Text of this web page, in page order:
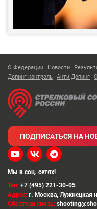
О Федерации Новости
Допинг-контроль Анти-Допинг
Тел:+7 (495) 221-30-05
Адрес:г. Москва Лужнецкая
Обратная связь:
ПОДПИСАТЬСЯ НА
Мы в соц. сетях!